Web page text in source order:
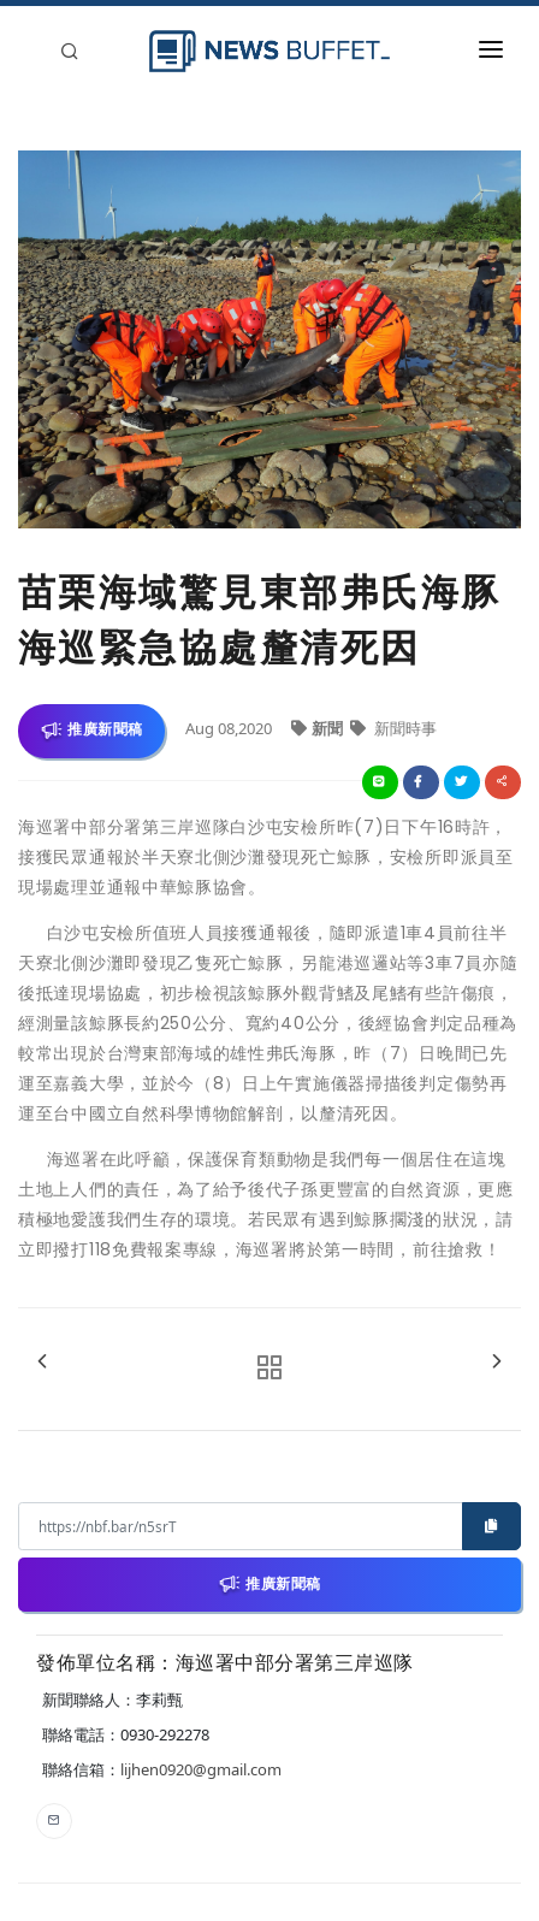
新聞稿分類
登入
刊登
苗栗海域驚見東部弗氏海豚
海巡緊急協處釐清死因
推廣新聞稿 Aug 08,2020 新聞 新聞時事
海巡署中部分署第三岸巡隊白沙屯安檢所昨(7)日下午16時許，
接獲民眾通報於半天寮北側沙灘發現死亡鯨豚，安檢所即派員至
現場處理並通報中華鯨豚協會。
白沙屯安檢所值班人員接獲通報後，隨即派遣1車4員前往半
天寮北側沙灘即發現乙隻死亡鯨豚，另龍港巡邏站等3車7員亦隨
後抵達現場協處，初步檢視該鯨豚外觀背鰭及尾鰭有些許傷痕，
經測量該鯨豚長約250公分、寬約40公分，後經協會判定品種為
較常出現於台灣東部海域的雄性弗氏海豚，昨（7）日晚間已先
運至嘉義大學，並於今（8）日上午實施儀器掃描後判定傷勢再
運至台中國立自然科學博物館解剖，以釐清死因。
海巡署在此呼籲，保護保育類動物是我們每一個居住在這塊
土地上人們的責任，為了給予後代子孫更豐富的自然資源，更應
積極地愛護我們生存的環境。若民眾有遇到鯨豚擱淺的狀況，請
立即撥打118免費報案專線，海巡署將於第一時間，前往搶救！
推廣新聞稿
發佈單位名稱：海巡署中部分署第三岸巡隊
新聞聯絡人：李莉甄
聯絡電話：0930-292278
聯絡信箱： lijhen0920@gmail.com